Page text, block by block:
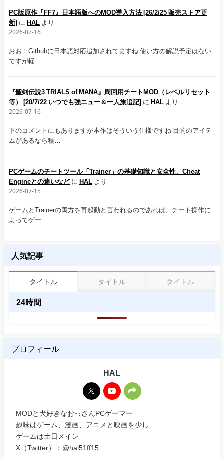
PC版原作『FF7』日本語版へのMOD導入方法 [26/2/25 販売ストア更
新] に HAL より
2026-07-16
おお！Githubに日本語対応追加されてますね 使い方の解説予定はない
ですが軽…
『聖剣伝説3 TRIALS of MANA』周回用チートMOD（レベルリセット
等） [20/7/22 いつでも強ニュー＆一人旅追記] に HAL より
2026-07-16
下のコメントにもありますが本作はそういう仕様ですね 目的のアイテ
ムがあるなら種…
PCゲームのチートツール「Trainer」の基礎知識と安全性、Cheat
Engineとの違いなどに HAL より
2026-07-15
ゲームとTrainerの両方を再起動と言われるのであれば、チート操作に
よってゲー…
人気記事
タイトル タイトル タイトル
24時間
プロフィール
HAL
MODと犬好きなおっさんPCゲーマー
趣味はゲーム、漫画、アニメと映画を少し
ゲームは土日メイン
X（Twitter）：@hal51ff15